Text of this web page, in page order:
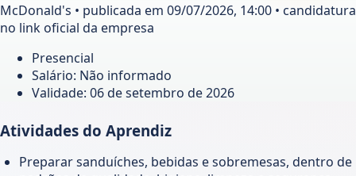
McDonald's • publicada em 09/07/2026, 14:00 • candidatura
no link oficial da empresa
Presencial
Salário: Não informado
Validade: 06 de setembro de 2026
Atividades do Aprendiz
Preparar sanduíches, bebidas e sobremesas, dentro de